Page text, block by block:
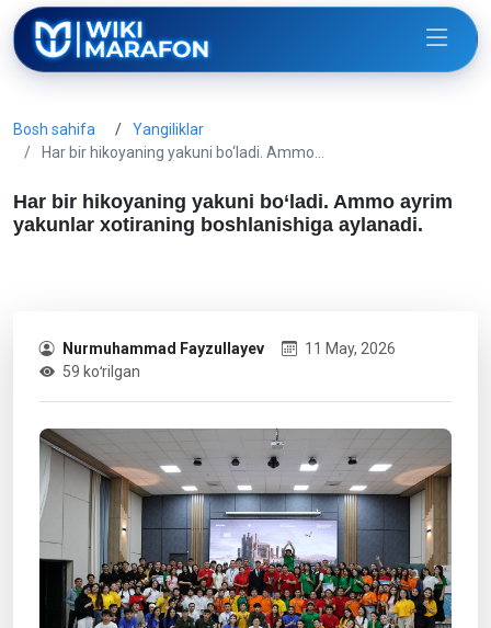
Bosh sahifa
Yangiliklar
Har bir hikoyaning yakuni bo‘ladi. Ammo…
Har bir hikoyaning yakuni bo‘ladi. Ammo ayrim
yakunlar xotiraning boshlanishiga aylanadi.
Nurmuhammad Fayzullayev
11 May, 2026
59 koʻrilgan